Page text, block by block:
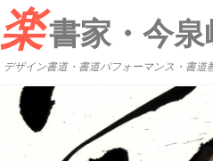
楽書家・今泉
デザイン書道・書道パフォーマンス・書道